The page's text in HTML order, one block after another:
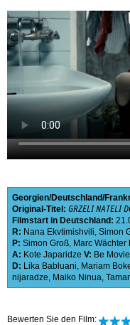
Georgien Deutschland
Original-Titel: GRZELI NATELI
Filmstart in Deutschland:
R: Nana Ekvtimishvili, Simon
P: Simon Groß, Marc Wächter
A: Kote Japaridze V: Be Movie
D: Lika Babluani, Mariam
nijaradze, Maiko Ninua,
Bewerten Sie den Film: